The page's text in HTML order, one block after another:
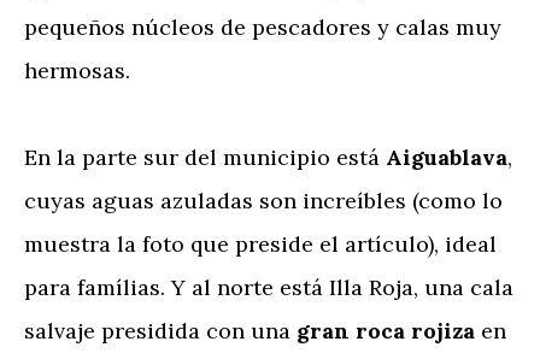
pequeños núcleos de pescadores y calas muy
hermosas.
En la parte sur del municipio está Aiguablava,
cuyas aguas azuladas son increíbles (como lo
muestra la foto que preside el artículo), ideal
para famílias. Y al norte está Illa Roja, una cala
salvaje presidida con una gran roca rojiza en